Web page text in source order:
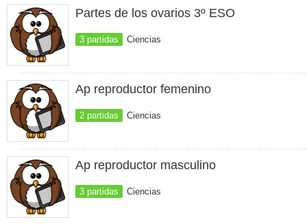
Partes de los ovarios 3º ESO
3 partidas Ciencias
Ap reproductor femenino
2 partidas Ciencias
Ap reproductor masculino
3 partidas Ciencias